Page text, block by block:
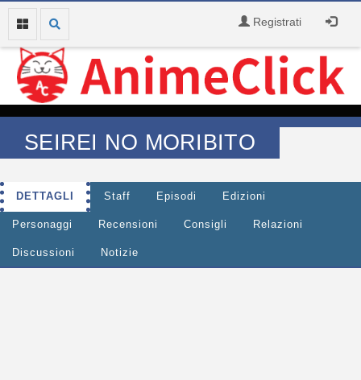
Registrati
SEIREI NO MORIBITO
DETTAGLI Staff Episodi Edizioni
Personaggi Recensioni Consigli Relazioni
Discussioni Notizie